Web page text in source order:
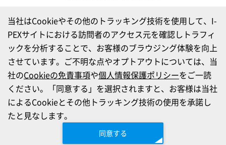
当社はCookieやその他のトラッキング技術を使用して、I-
PEXサイトにおける訪問者のアクセス元を確認しトラフィ
ックを分析することで、お客様のブラウジング体験を向上
させています。ご不明な点やオプトアウトについては、当
社のCookieの免責事項や個人情報保護ポリシーをご一読
ください。「同意する」を選択されますと、お客様は当社
によるCookieとその他トラッキング技術の使用を承諾し
たと見なします。
同意する